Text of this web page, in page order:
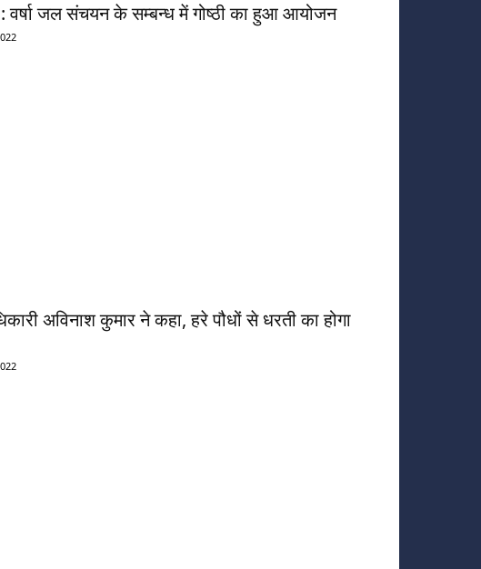
जल संचयन के सम्बन्ध में गोष्ठी का हुआ आयोजन
अविनाश कुमार ने कहा, हरे पौधों से धरती का होगा